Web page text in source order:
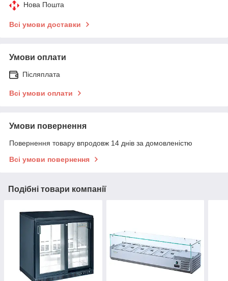
Нова Пошта
Всі умови доставки
Умови оплати
Післяплата
Всі умови оплати
Умови повернення
Повернення товару впродовж 14 днів за домовленістю
Всі умови повернення
Подібні товари компанії